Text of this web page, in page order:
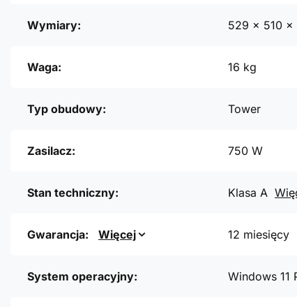
Wymiary: 529 x 510 x
Waga: 16 kg
Typ obudowy: Tower
Zasilacz: 750 W
Stan techniczny: Klasa A
Gwarancja: Więcej 12 miesięcy
System operacyjny: Windows 11